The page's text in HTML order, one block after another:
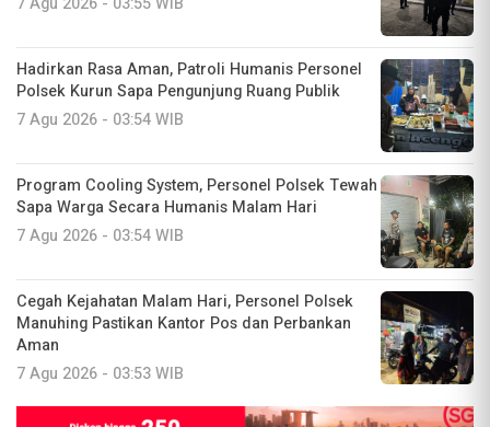
Hadirkan Rasa Aman, Patroli Humanis Personel
Polsek Kurun Sapa Pengunjung Ruang Publik
7 Agu 2026 - 03:54 WIB
Program Cooling System, Personel Polsek Tewah
Sapa Warga Secara Humanis Malam Hari
7 Agu 2026 - 03:54 WIB
Cegah Kejahatan Malam Hari, Personel Polsek
Manuhing Pastikan Kantor Pos dan Perbankan
Aman
7 Agu 2026 - 03:53 WIB